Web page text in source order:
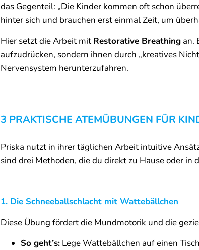
das Gegenteil: „Die Kinder kommen oft schon
hinter sich und brauchen erst einmal Zeit, um
Hier setzt die Arbeit mit Restorative Breathing an.
aufzudrücken, sondern ihnen durch „kreatives
Nervensystem herunterzufahren.
3 PRAKTISCHE ATEMÜBUNGEN FÜR
Priska nutzt in ihrer täglichen Arbeit intuitive
sind drei Methoden, die du direkt zu Hause oder in
1. Die Schneeballschlacht mit Wattebällchen
Diese Übung fördert die Mundmotorik und die
So geht’s: Lege Wattebällchen auf einen